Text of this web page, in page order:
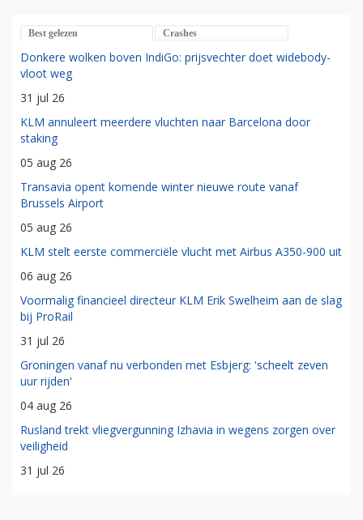
Best gelezen Crashes
Donkere wolken boven IndiGo: prijsvechter doet widebody-
vloot weg
31 jul 26
KLM annuleert meerdere vluchten naar Barcelona door
staking
05 aug 26
Transavia opent komende winter nieuwe route vanaf
Brussels Airport
05 aug 26
KLM stelt eerste commerciële vlucht met Airbus A350-900 uit
06 aug 26
Voormalig financieel directeur KLM Erik Swelheim aan de slag
bij ProRail
31 jul 26
Groningen vanaf nu verbonden met Esbjerg: 'scheelt zeven
uur rijden'
04 aug 26
Rusland trekt vliegvergunning Izhavia in wegens zorgen over
veiligheid
31 jul 26